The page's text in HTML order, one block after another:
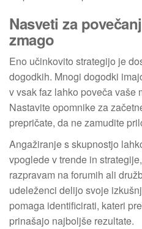
Nasveti za
zmago
Eno učinkovito strategijo je
dogodkih. Mnogi dogodki
v vsak faz lahko poveča vaše
Nastavite opomnike za
prepričate, da ne zamudite
Angažiranje s skupnostjo
vpoglede v trende in
razpravam na forumih ali
udeleženci delijo svoje
pomaga identificirati, kateri
prinašajo najboljše rezultate.